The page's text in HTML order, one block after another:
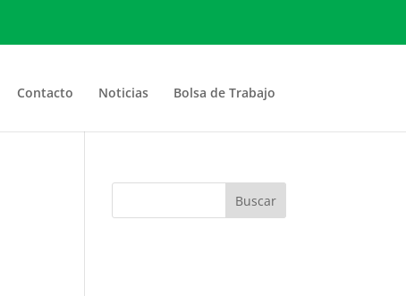
Contacto Noticias Bolsa de Trabajo